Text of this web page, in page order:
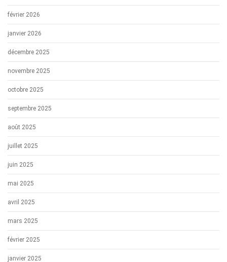
février 2026
janvier 2026
décembre 2025
novembre 2025
octobre 2025
septembre 2025
août 2025
juillet 2025
juin 2025
mai 2025
avril 2025
mars 2025
février 2025
janvier 2025